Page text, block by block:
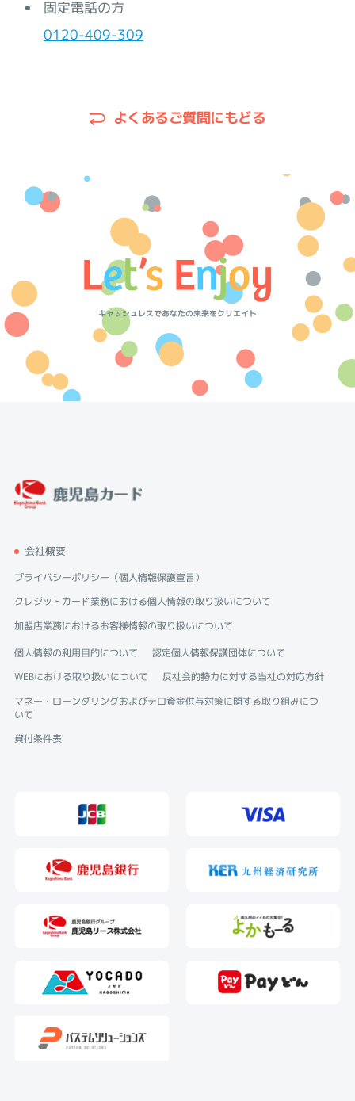
固定電話の方
0120-409-309
よくあるご質問にもどる
キャッシュレスであなたの未来をクリエイト
会社概要
プライバシーポリシー（個人情報保護宣言）
クレジットカード業務における個人情報の取り扱いについて
加盟店業務におけるお客様情報の取り扱いについて
個人情報の利用目的について
認定個人情報保護団体について
WEBにおける取り扱いについて
反社会的勢力に対する当社の対応方針
マネー・ローンダリングおよびテロ資金供与対策に関する取り組みにつ
いて
貸付条件表